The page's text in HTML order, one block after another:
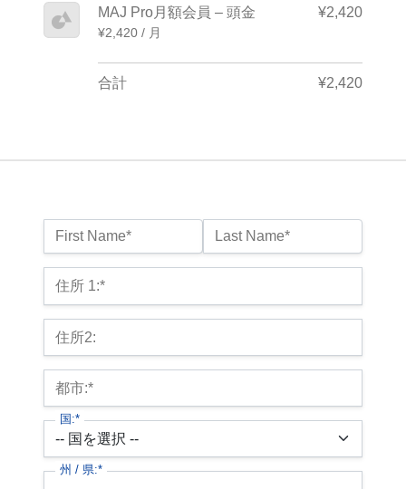
名前*
First Name* Last Name*
Billing Address
住所 1:*
住所2:
都市:*
国:*
州 / 県:*
MAJ Pro月額会員 – 頭金
¥2,420 / 月
¥2,420
合計 ¥2,420